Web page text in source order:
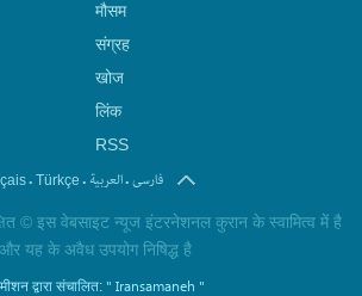
मौसम
संग्रह
खोज
लिंक
RSS
. Türkçe . العربیة.فارسی
© इस वेबसाइट न्यूज इंटरनेशनल कुरान के स्वामित्व में है
और यह के अवैध उपयोग निषिद्ध है
द्वारा संचालित: " Iransamaneh "